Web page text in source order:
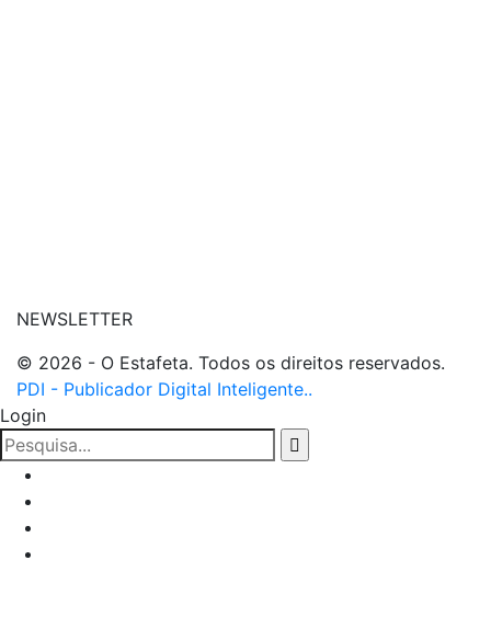
NEWSLETTER
© 2026 - O Estafeta. Todos os direitos reservados.
PDI - Publicador Digital Inteligente..
Login